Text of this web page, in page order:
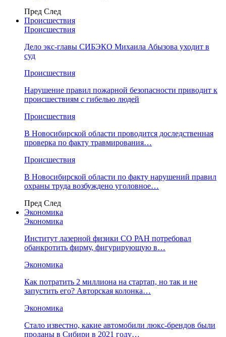
Пред След
Происшествия
Происшествия
Дело экс-главы СИБЭКО Михаила Абызова уходит в
суд
Происшествия
Нарушение правил пожарной безопасности приводит к
происшествиям с гибелью людей
Происшествия
В Новосибирской области проводится доследственная
проверка по факту травмирования…
Происшествия
В Новосибирской области по факту нарушений правил
охраны труда возбуждено уголовное…
Пред След
Экономика
Экономика
Институт лазерной физики СО РАН потребовал
обанкротить фирму, фигурирующую в…
Экономика
Как потратить 2 миллиона на стартап, но так и не
запустить его? Авторская колонка…
Экономика
Стало известно, какие автомобили люкс-брендов были
проданы в Сибири в 2021 году…